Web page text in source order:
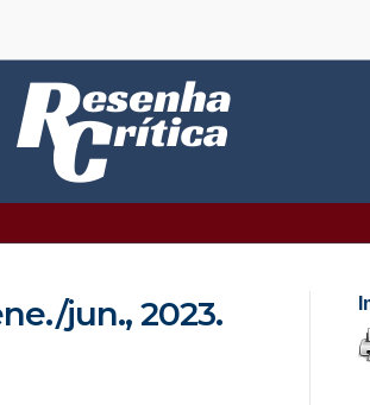
jun., 2023.